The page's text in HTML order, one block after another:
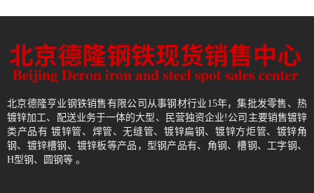
北京德隆亨业钢铁销售有限公司从事钢材行业15年，集批发零售、热
镀锌加工、配送业务于一体的大型、民营独资企业!公司主要销售镀锌
类产品有 镀锌管、焊管、无缝管、镀锌扁钢、镀锌方炬管、镀锌角
钢、镀锌槽钢、镀锌板等产品，型钢产品有、角钢、槽钢、工字钢、
H型钢、圆钢等 。